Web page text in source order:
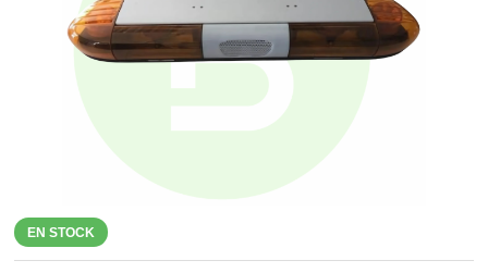
EN STOCK